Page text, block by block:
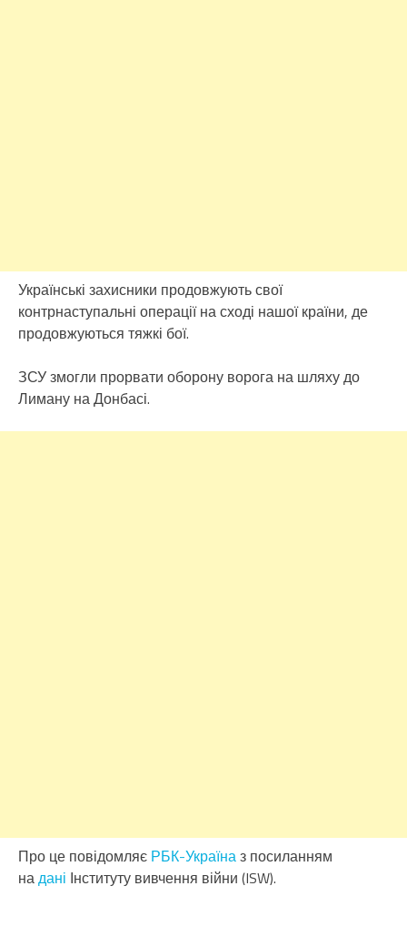
Українські захисники продовжують свої
контрнаступальні операції на сході нашої країни, де
продовжуються тяжкі бої.
ЗСУ змогли прорвати оборону ворога на шляху до
Лиману на Донбасі.
Про це повідомляє РБК-Україназ посиланням
надані Інституту вивчення війни (ISW).